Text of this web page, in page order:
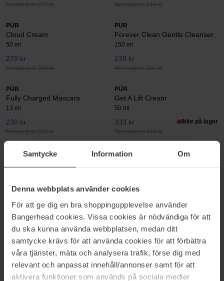
Samtycke Information Om
Denna webbplats använder cookies
För att ge dig en bra shoppingupplevelse använder
Bangerhead cookies. Vissa cookies är nödvändiga för att
du ska kunna använda webbplatsen, medan ditt
samtycke krävs för att använda cookies för att förbättra
våra tjänster, mäta och analysera trafik, förse dig med
relevant och anpassat innehåll/annonser samt för att
aktivera funktioner som används på sociala medier
Normalpris 297 kr Normalpris 248 kr
PÜR
Cloud Cream
50 ml
279 kr
Normalpris 346 kr
PÜR
Forever Clean Gentle Cleanser
150 ml
239 kr
Normalpris 297 kr
PÜR
Fully Charged Mascara
13 ml
230 kr
Normalpris 255 kr
PÜR
Get A Lift Cream
50 ml
333 kr
Normalpris 416 kr
Ikke på lager
Lip Oil
PÜR
Drops
Normalpris 286 kr
PÜR
100 ml
234 kr
Normalpris 290 kr
PÜR
Love Your Selfie Liquid
Foundation
30 ml
378 kr
Normalpris 419 kr
Ikke på lager